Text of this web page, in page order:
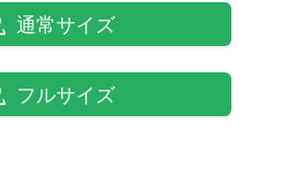
通常サイズ
フルサイズ